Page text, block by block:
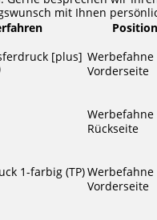
mit Ihnen
Position
[plus] Werbefahne
Vorderseite
Werbefahne
Rückseite
1-farbig (TP)Werbefahne
Vorderseite